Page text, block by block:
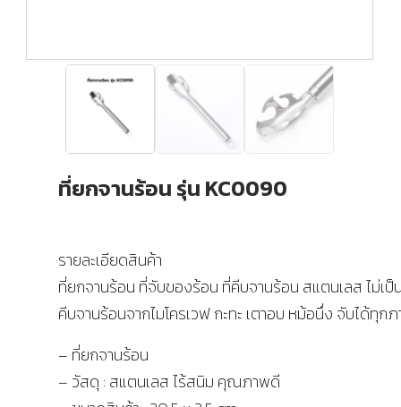
ที่ยกจานร้อน รุ่น KC0090
รายละเอียดสินค้า
ที่ยกจานร้อน ที่จับของร้อน ที่คีบจานร้อน สแตนเลส ไม่เ
คีบจานร้อนจากไมโครเวฟ กะทะ เตาอบ หม้อนึ่ง จับได้ทุกภ
– ที่ยกจานร้อน
– วัสดุ : สแตนเลส ไร้สนิม คุณภาพดี